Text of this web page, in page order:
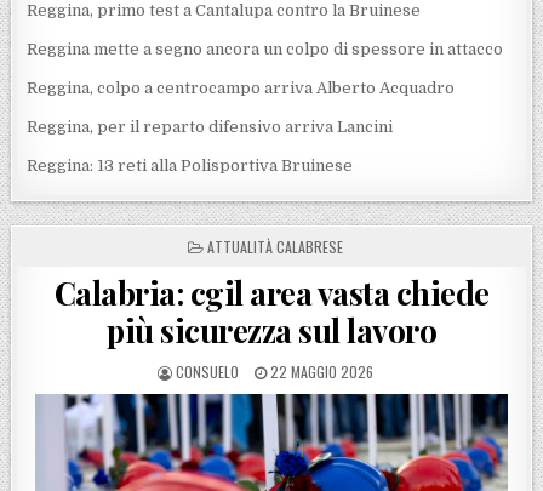
Reggina, primo test a Cantalupa contro la Bruinese
Reggina mette a segno ancora un colpo di spessore in attacco
Reggina, colpo a centrocampo arriva Alberto Acquadro
Reggina, per il reparto difensivo arriva Lancini
Reggina: 13 reti alla Polisportiva Bruinese
POSTED IN
ATTUALITÀ CALABRESE
Calabria: cgil area vasta chiede
più sicurezza sul lavoro
POSTED BY
CONSUELO POSTED ON
22 MAGGIO 2026